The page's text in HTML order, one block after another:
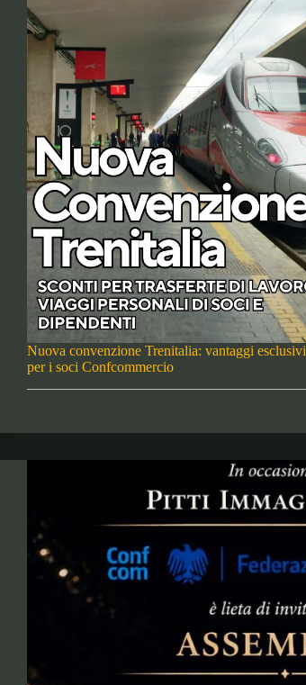
Nuova convenzione Trenitalia: vantaggi esclusivi
per i soci Confcommercio